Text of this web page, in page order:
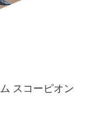
スコーピオン